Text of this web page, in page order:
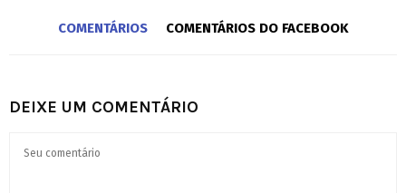
COMENTÁRIOS COMENTÁRIOS DO FACEBOOK
DEIXE UM COMENTÁRIO